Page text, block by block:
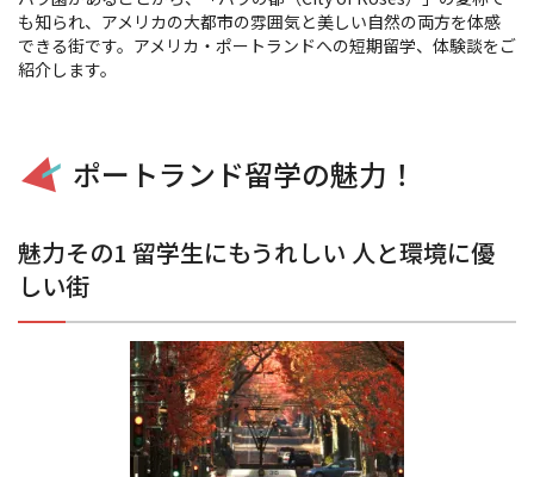
も知られ、アメリカの大都市の雰囲気と美しい自然の両方を体感
できる街です。アメリカ・ポートランドへの短期留学、体験談をご
紹介します。
ポートランド留学の魅力！
魅力その1 留学生にもうれしい 人と環境に優
しい街